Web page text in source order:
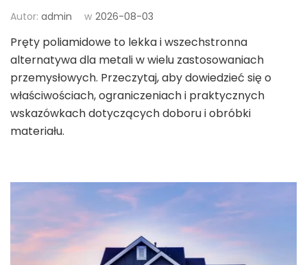
Autor: admin w 2026-08-03
Pręty poliamidowe to lekka i wszechstronna
alternatywa dla metali w wielu zastosowaniach
przemysłowych. Przeczytaj, aby dowiedzieć się o
właściwościach, ograniczeniach i praktycznych
wskazówkach dotyczących doboru i obróbki
materiału.